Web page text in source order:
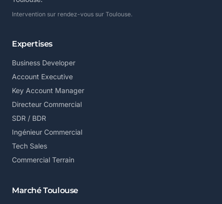
Intervention sur rendez-vous sur Toulouse.
Expertises
Business Developer
Account Executive
Key Account Manager
Directeur Commercial
SDR / BDR
Ingénieur Commercial
Tech Sales
Commercial Terrain
Marché Toulouse